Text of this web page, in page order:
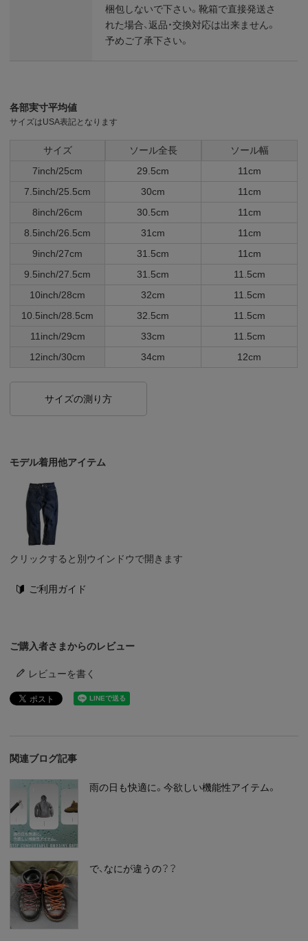
梱包しないで下さい。靴箱で直接発送さ
れた場合、返品・交換対応は出来ません。
予めご了承下さい。
各部実寸平均値
サイズはUSA表記となります
サイズ ソール全長
ソール幅
7inch/25cm
29.5cm
11cm
7.5inch/25.5cm
30cm
11cm
8inch/26cm
30.5cm
11cm
8.5inch/26.5cm
31cm
11cm
9inch/27cm
31.5cm
11cm
9.5inch/27.5cm
31.5cm
11.5cm
10inch/28cm
32cm
11.5cm
10.5inch/28.5cm
32.5cm
11.5cm
11inch/29cm
33cm
11.5cm
12inch/30cm
34cm 12cm
サイズの測り方
モデル着用他アイテム
クリックすると別ウインドウで開きます
ご利用ガイド
ご購入者さまからのレビュー
レビューを書く
関連ブログ記事
雨の日も快適に。今欲しい機能性アイテム。
で、なにが違うの？？